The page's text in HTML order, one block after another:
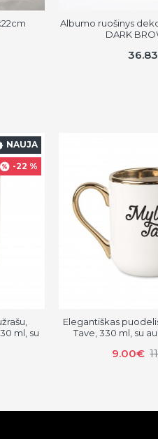
Albumo ruošinys
DARK
NAUJA
-22 %
ml, su
Elegantiškas
Tave, 330 ml, su
9.00€